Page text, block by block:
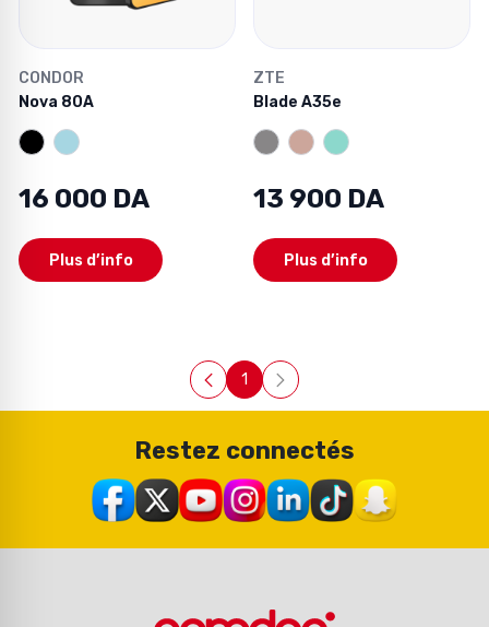
CONDOR
Nova 80A
16 000 DA
Plus d’info
ZTE
Blade A35e
13 900 DA
Plus d’info
Page
1
Restez connectés